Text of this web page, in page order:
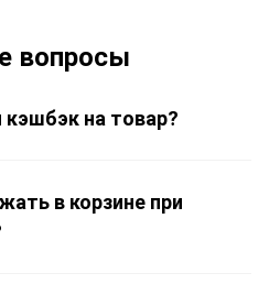
вопросы
кэшбэк на товар?
в корзине при